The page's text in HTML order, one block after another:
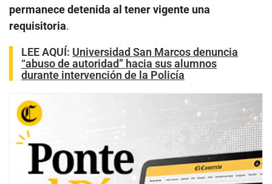
permanece detenida al tener vigente una
requisitoria.
LEE AQUÍ: Universidad San Marcos denuncia
“abuso de autoridad” hacia sus alumnos
durante intervención de la Policía